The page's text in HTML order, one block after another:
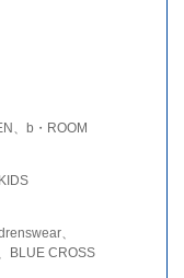
、b・ROOM
、
BLUE CROSS